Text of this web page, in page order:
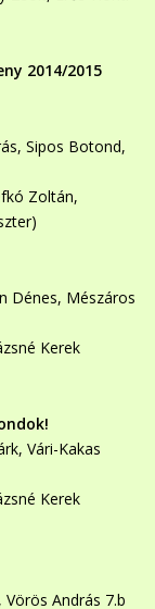
2014/2015
Sipos Botond,
Zoltán,
Dénes, Mészáros
Kerek
Vári-Kakas
Kerek
András 7.b